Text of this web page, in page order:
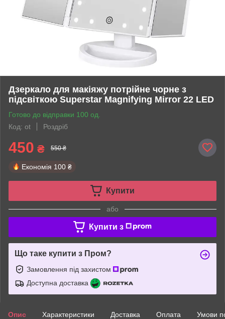
Дзеркало для макіяжу потрійне чорне з
підсвіткою Superstar Magnifying Mirror 22 LED
Готово до відправки 100 од.
Код: ot
Роздріб
450 ₴ 550 ₴
Економія 100 ₴
Купити
або
Купити з
Що таке купити з Пром?
Замовлення під захистом
Доступна доставка
Опис Характеристики Доставка Оплата Умови